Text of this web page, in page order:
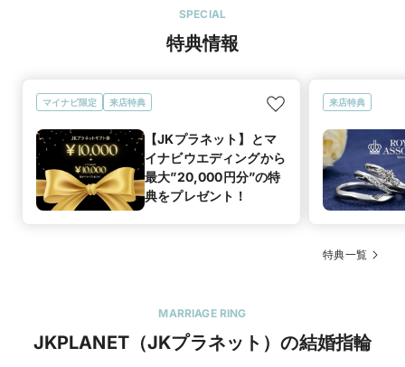
SPECIAL
特典情報
マイナビ限定 来店特典
【JKプラネット】とマ
イナビウエディングから
最大”20,000円分”の特
典をプレゼント！
来店特典
特典一覧
MARRIAGE RING
JKPLANET（JKプラネット）の結婚指輪